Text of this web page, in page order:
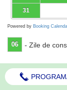
31
Powered by Booking
06 - Zile de
Selectati o